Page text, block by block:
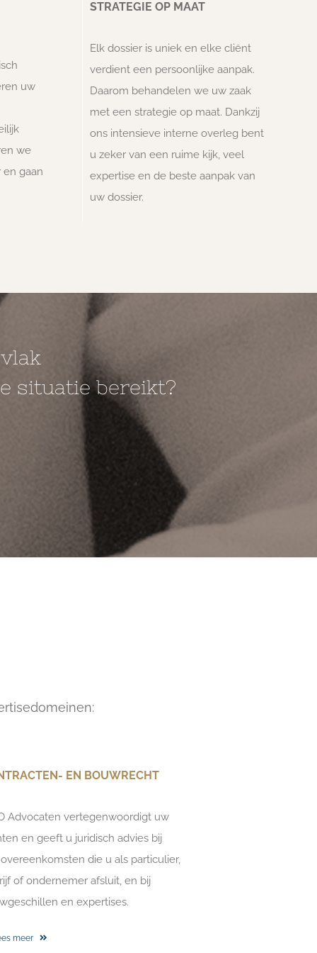
uw
we
en gaan
STRATEGIE OP MAAT
Elk dossier is uniek en elke cliënt
verdient een persoonlijke aanpak.
Daarom behandelen we uw zaak
met een strategie op maat. Dankzij
ons intensieve interne overleg bent
u zeker van een ruime kijk, veel
expertise en de beste aanpak van
uw dossier.
situatie bereikt?
EN BOUWRECHT
Advocaten vertegenwoordigt uw
en geeft u juridisch advies bij
die u als particulier,
of ondernemer afsluit, en bij
en expertises.
meer